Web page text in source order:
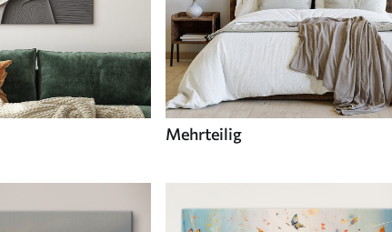
Mehrteilig